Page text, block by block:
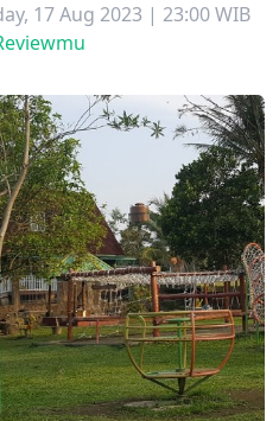
17 Aug 2023 | 23:00 WIB